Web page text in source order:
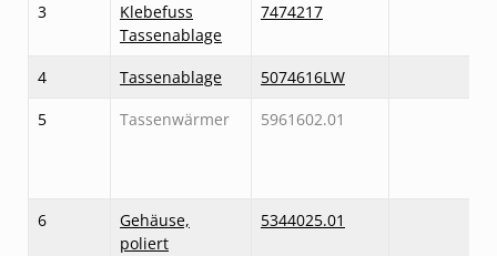
3
Klebefuss
Tassenablage
7474217
4 Tassenablage
5074616LW
5
Tassenwärmer 5961602.01
6
Gehäuse,
poliert
5344025.01